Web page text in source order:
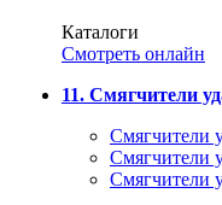
Каталоги
Смотреть онлайн
11. Смягчители
Смягчители
Смягчители
Cмягчители